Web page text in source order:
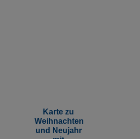
Karte zu
Weihnachten
und Neujahr